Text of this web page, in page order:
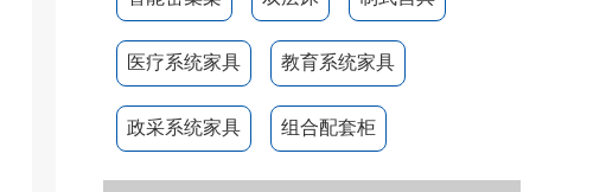
医疗系统家具 教育系统家具
政采系统家具 组合配套柜